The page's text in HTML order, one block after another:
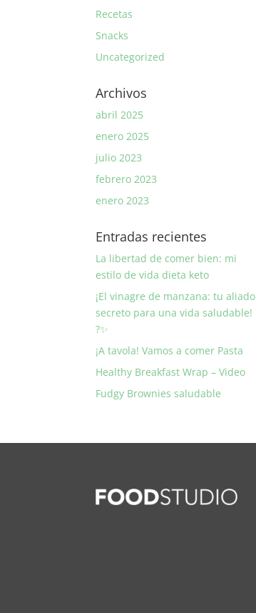
Recetas
Snacks
Uncategorized
Archivos
abril 2025
enero 2025
julio 2023
febrero 2023
enero 2023
Entradas recientes
La libertad de comer bien: mi
estilo de vida dieta keto
¡El vinagre de manzana: tu aliado
secreto para una vida saludable!
?✨
¡A tavola! Vamos a comer Pasta
Healthy Breakfast Wrap – Video
Fudgy Brownies saludable